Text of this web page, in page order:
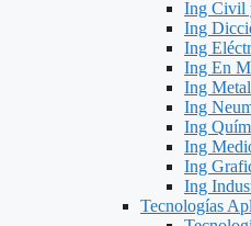
Ing Civil
Ing
Ing
Ing En
Ing
Ing
Ing
Ing
Ing
Ing
Tecnologías